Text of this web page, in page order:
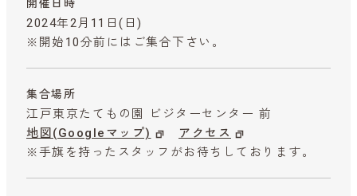
開催日時
2024年2月11日(日)
※開始10分前にはご集合下さい。
集合場所
江戸東京たてもの園 ビジターセンター 前
地図(Googleマップ)
アクセス
※手旗を持ったスタッフがお待ちしております。